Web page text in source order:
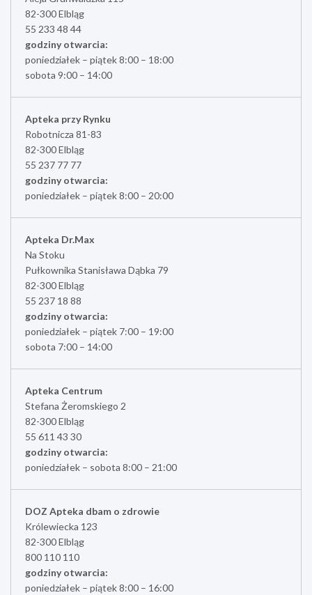
82-300 Elbląg
55 233 48 44
godziny otwarcia:
poniedziałek – piątek 8:00 – 18:00
sobota 9:00 – 14:00
Apteka przy Rynku
Robotnicza 81-83
82-300 Elbląg
55 237 77 77
godziny otwarcia:
poniedziałek – piątek 8:00 – 20:00
Apteka Dr.Max
Na Stoku
Pułkownika Stanisława Dąbka 79
82-300 Elbląg
55 237 18 88
godziny otwarcia:
poniedziałek – piątek 7:00 – 19:00
sobota 7:00 – 14:00
Apteka Centrum
Stefana Żeromskiego 2
82-300 Elbląg
55 611 43 30
godziny otwarcia:
poniedziałek – sobota 8:00 – 21:00
DOZ Apteka dbam o zdrowie
Królewiecka 123
82-300 Elbląg
800 110 110
godziny otwarcia:
poniedziałek – piątek 8:00 – 16:00